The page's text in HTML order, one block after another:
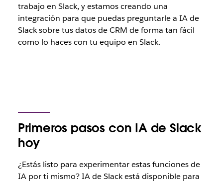
trabajo en Slack, y estamos creando una
integración para que puedas preguntarle a IA de
Slack sobre tus datos de CRM de forma tan fácil
como lo haces con tu equipo en Slack.
Primeros pasos con IA de Slack
hoy
¿Estás listo para experimentar estas funciones de
IA por ti mismo? IA de Slack está disponible para